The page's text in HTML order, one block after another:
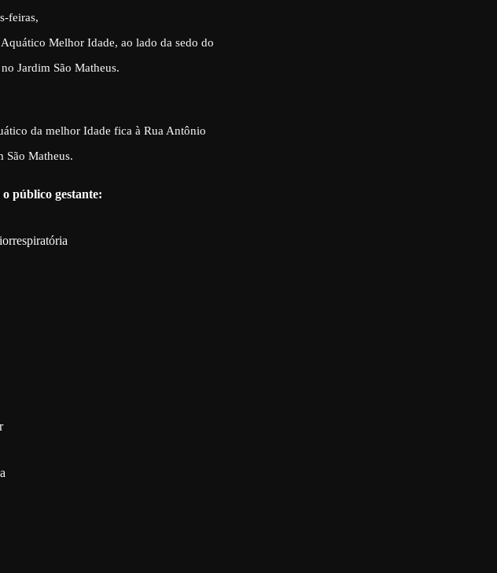
feiras,
Melhor Idade, ao lado da sedo do
Jardim São Matheus.
da melhor Idade fica à Rua Antônio
São Matheus.
público gestante: